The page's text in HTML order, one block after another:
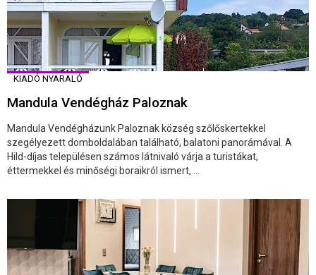
KIADÓ NYARALÓ
Mandula Vendégház Paloznak
Mandula Vendégházunk Paloznak község szőlőskertekkel
szegélyezett domboldalában található, balatoni panorámával. A
Hild-díjas településen számos látnivaló várja a turistákat,
éttermekkel és minőségi boraikról ismert, ...